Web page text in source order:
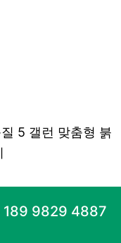
5 갤런 맞춤형 붉
189 9829 4887